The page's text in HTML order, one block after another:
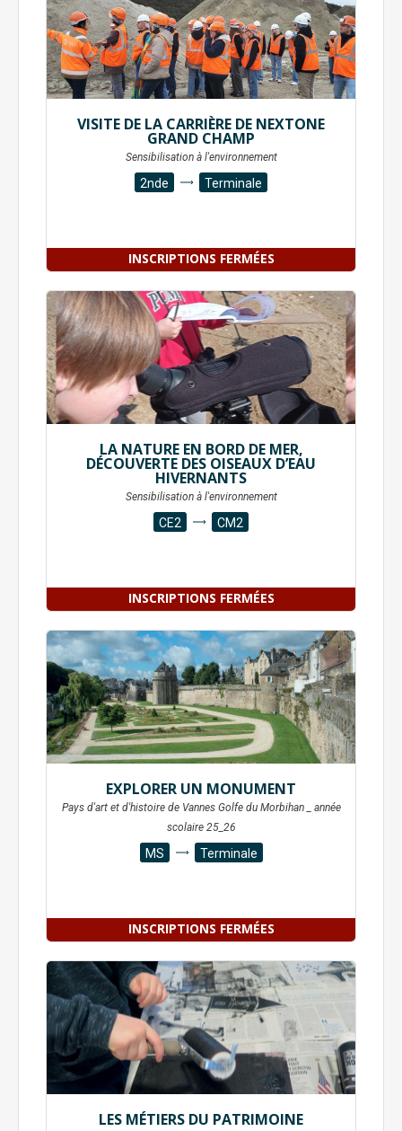
INSCRIPTIONS FERMÉES
VISITE DE LA CARRIÈRE DE NEXTONE
GRAND CHAMP
Sensibilisation à l'environnement
2nde Terminale
INSCRIPTIONS FERMÉES
LA NATURE EN BORD DE MER,
DÉCOUVERTE DES OISEAUX D’EAU
HIVERNANTS
Sensibilisation à l'environnement
CE2 CM2
INSCRIPTIONS FERMÉES
EXPLORER UN MONUMENT
Pays d'art et d'histoire de Vannes Golfe du Morbihan _ année
scolaire 25_26
MS Terminale
LES MÉTIERS DU PATRIMOINE